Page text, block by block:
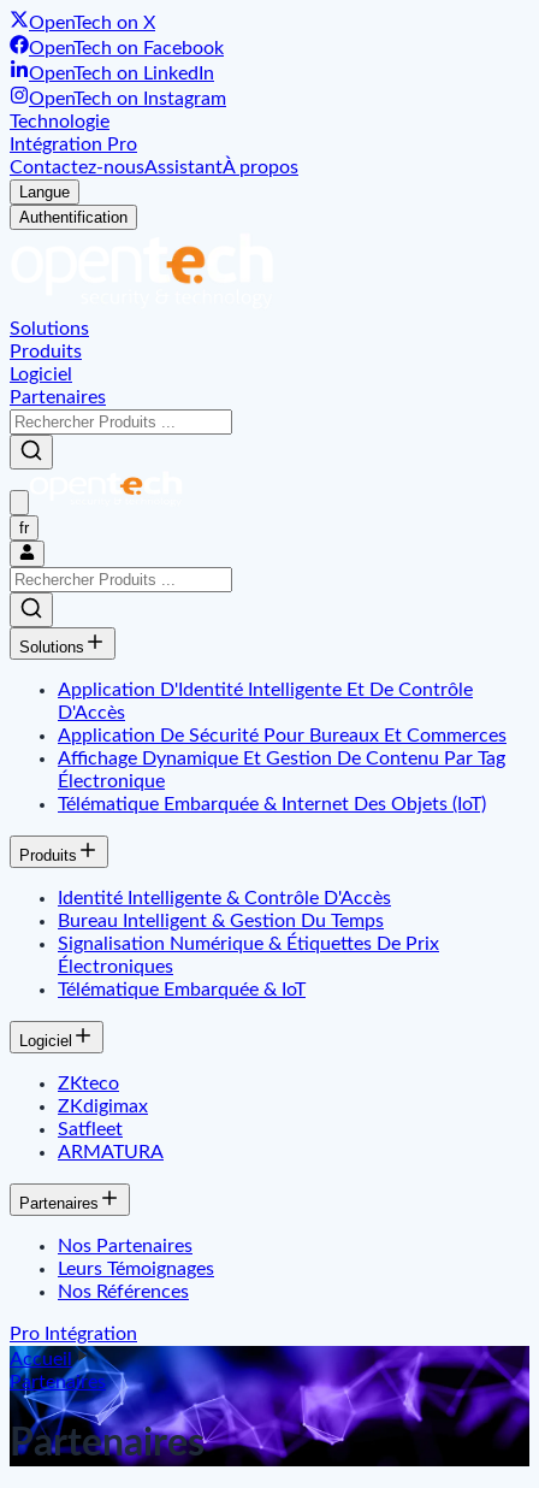
OpenTech on X
OpenTech on Facebook
OpenTech on LinkedIn
OpenTech on Instagram
Technologie
Intégration Pro
Contactez-nousAssistantÀ propos
Langue
Authentification
Solutions
Produits
Logiciel
Partenaires
fr
Solutions
Application D'Identité Intelligente Et De Contrôle
D'Accès
Application De Sécurité Pour Bureaux Et Commerces
Affichage Dynamique Et Gestion De Contenu Par Tag
Électronique
Télématique Embarquée & Internet Des Objets (IoT)
Produits
Identité Intelligente & Contrôle D'Accès
Bureau Intelligent & Gestion Du Temps
Signalisation Numérique & Étiquettes De Prix
Électroniques
Télématique Embarquée & IoT
Logiciel
ZKteco
ZKdigimax
Satfleet
ARMATURA
Partenaires
Nos Partenaires
Leurs Témoignages
Nos Références
Pro Intégration
Accueil
Partenaires
Partenaires